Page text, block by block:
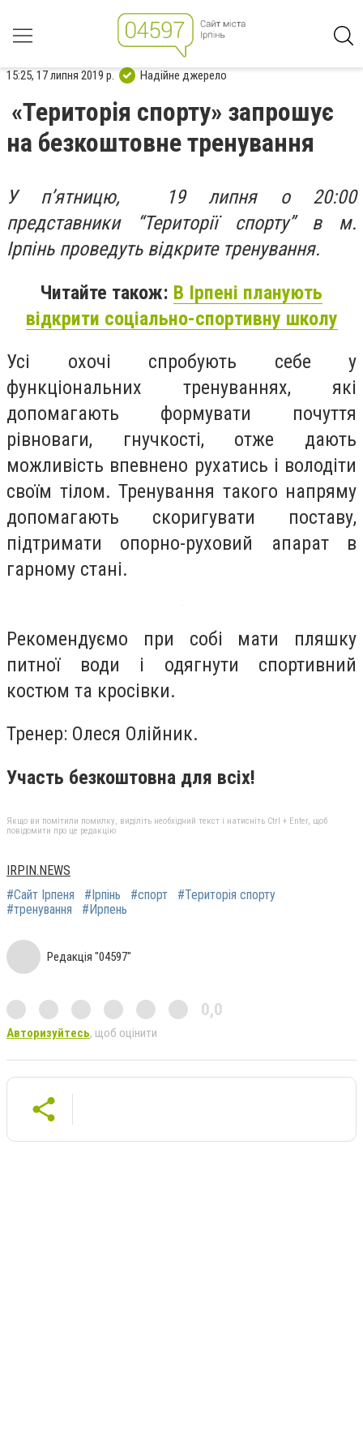
15:25, 17 липня 2019 р. Надійне джерело
«Територія спорту» запрошує
на безкоштовне тренування
У п’ятницю, 19 липня о 20:00
представники “Території спорту” в м.
Ірпінь проведуть відкрите тренування.
Читайте також: В Ірпені планують
відкрити соціально-спортивну школу
Усі охочі спробують себе у
функціональних тренуваннях, які
допомагають формувати почуття
рівноваги, гнучкості, отже дають
можливість впевнено рухатись і володіти
своїм тілом. Тренування такого напряму
допомагають скоригувати поставу,
підтримати опорно-руховий апарат в
гарному стані.
Рекомендуємо при собі мати пляшку
питної води і одягнути спортивний
костюм та кросівки.
Тренер: Олеся Олійник.
Участь безкоштовна для всіх!
Якщо ви помітили помилку, виділіть необхідний текст і натисніть Ctrl + Enter, щоб
повідомити про це редакцію
IRPIN.NEWS
#Сайт Ірпеня
#Ірпінь #спорт
#Територія спорту
#тренування
#Ирпень
Редакція "04597"
0,0
Авторизуйтесь, щоб оцінити